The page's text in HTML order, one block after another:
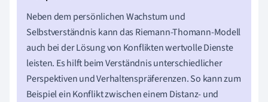
Neben dem persönlichen Wachstum und
Selbstverständnis kann das Riemann-Thomann-Modell
auch bei der Lösung von Konflikten wertvolle Dienste
leisten. Es hilft beim Verständnis unterschiedlicher
Perspektiven und Verhaltenspräferenzen. So kann zum
Beispiel ein Konflikt zwischen einem Distanz- und